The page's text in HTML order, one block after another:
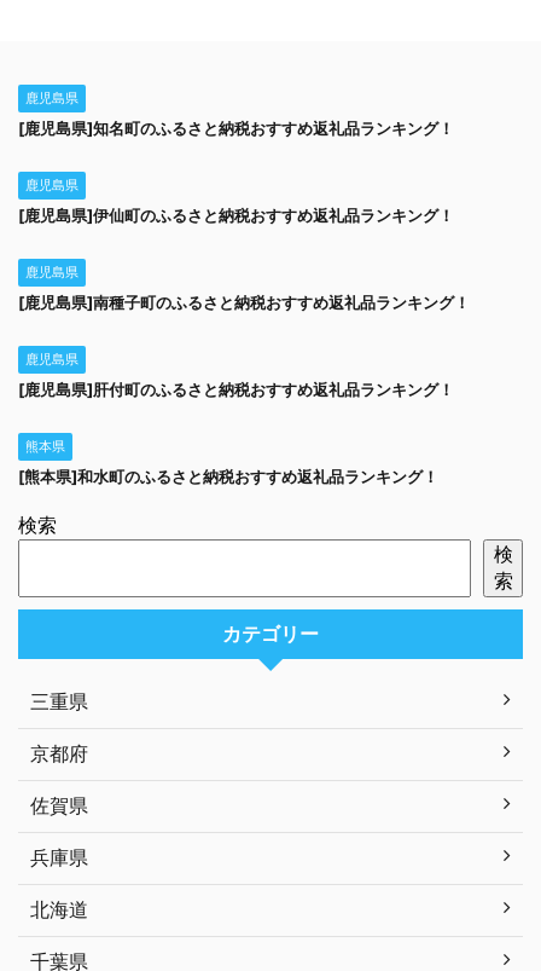
鹿児島県
[鹿児島県]知名町のふるさと納税おすすめ返礼品ランキング！
鹿児島県
[鹿児島県]伊仙町のふるさと納税おすすめ返礼品ランキング！
鹿児島県
[鹿児島県]南種子町のふるさと納税おすすめ返礼品ランキング！
鹿児島県
[鹿児島県]肝付町のふるさと納税おすすめ返礼品ランキング！
熊本県
[熊本県]和水町のふるさと納税おすすめ返礼品ランキング！
検索
検
索
カテゴリー
三重県
京都府
佐賀県
兵庫県
北海道
千葉県